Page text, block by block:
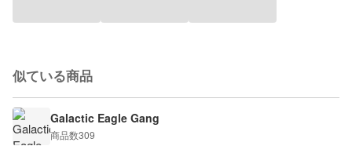
似ている商品
Galactic Eagle Gang
商品数309